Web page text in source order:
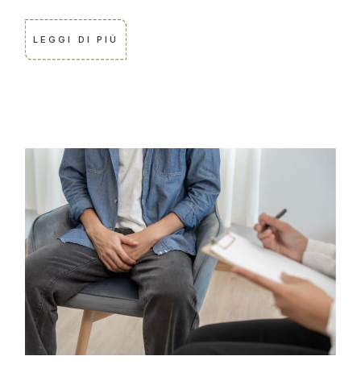
LEGGI DI PIÙ